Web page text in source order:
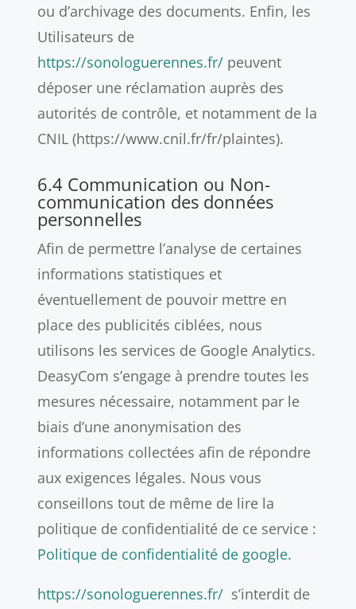
ou d’archivage des documents. Enfin, les
Utilisateurs de
https://sonologuerennes.fr/ peuvent
déposer une réclamation auprès des
autorités de contrôle, et notamment de la
CNIL (https://www.cnil.fr/fr/plaintes).
6.4 Communication ou Non-
communication des données
personnelles
Afin de permettre l’analyse de certaines
informations statistiques et
éventuellement de pouvoir mettre en
place des publicités ciblées, nous
utilisons les services de Google Analytics.
DeasyCom s’engage à prendre toutes les
mesures nécessaire, notamment par le
biais d’une anonymisation des
informations collectées afin de répondre
aux exigences légales. Nous vous
conseillons tout de même de lire la
politique de confidentialité de ce service :
Politique de confidentialité de google.
https://sonologuerennes.fr/ s’interdit de